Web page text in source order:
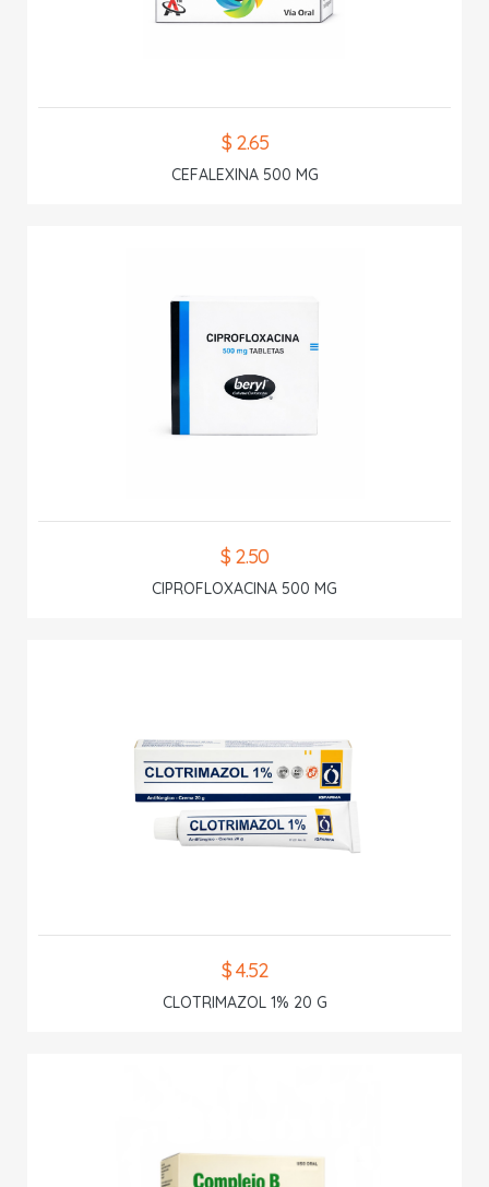
$ 2.65
CEFALEXINA 500 MG
$ 2.50
CIPROFLOXACINA 500 MG
$ 4.52
CLOTRIMAZOL 1% 20 G